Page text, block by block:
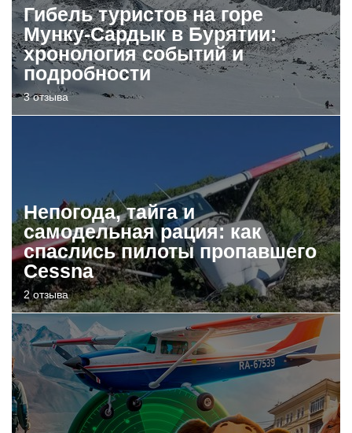
Гибель туристов на горе
Мунку-Сардык в Бурятии:
хронология событий и
подробности
3 отзыва
Непогода, тайга и
самодельная рация: как
спаслись пилоты пропавшего
Cessna
2 отзыва